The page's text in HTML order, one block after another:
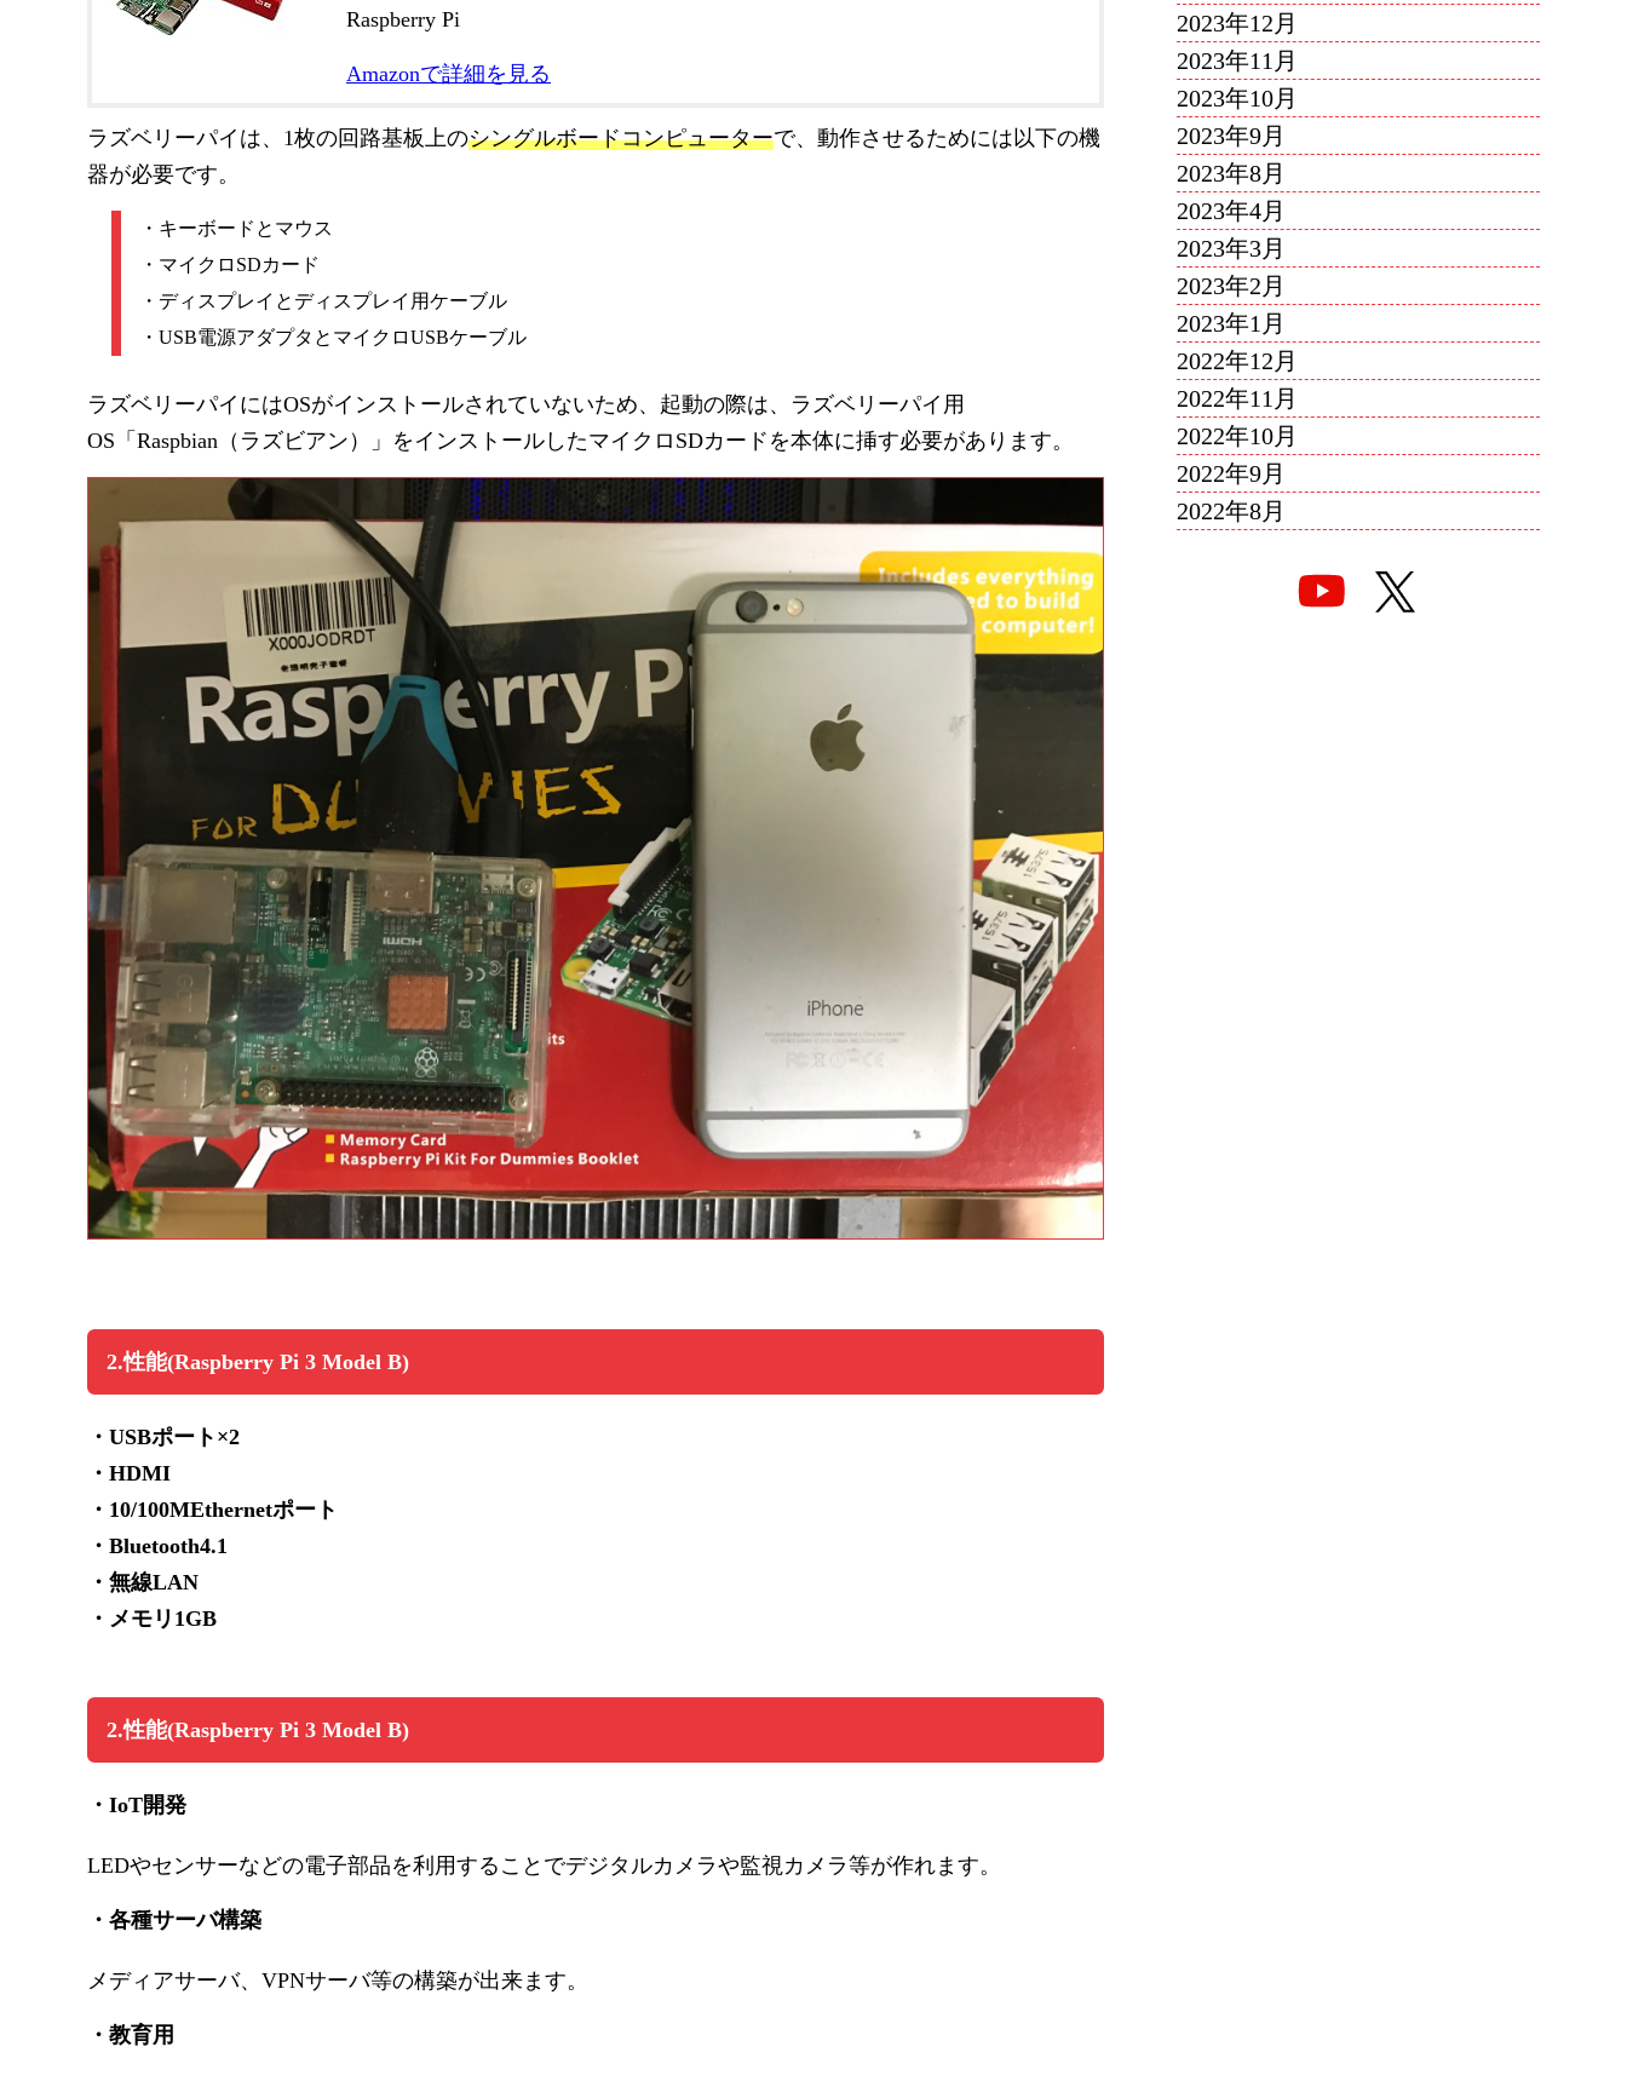
Raspberry Pi
Amazonで詳細を見る
ラズベリーパイは、1枚の回路基板上のシングルボードコンピューターで、動作させるためには以下の機
器が必要です。
・キーボードとマウス
・マイクロSDカード
・ディスプレイとディスプレイ用ケーブル
・USB電源アダプタとマイクロUSBケーブル
ラズベリーパイにはOSがインストールされていないため、起動の際は、ラズベリーパイ用
OS「Raspbian（ラズビアン）」をインストールしたマイクロSDカードを本体に挿す必要があります。
2.性能(Raspberry Pi 3 Model B)
・USBポート×2
・HDMI
・10/100MEthernetポート
・Bluetooth4.1
・無線LAN
・メモリ1GB
2.性能(Raspberry Pi 3 Model B)
・IoT開発
LEDやセンサーなどの電子部品を利用することでデジタルカメラや監視カメラ等が作れます。
・各種サーバ構築
メディアサーバ、VPNサーバ等の構築が出来ます。
・教育用
2023年12月
2023年11月
2023年10月
2023年9月
2023年8月
2023年4月
2023年3月
2023年2月
2023年1月
2022年12月
2022年11月
2022年10月
2022年9月
2022年8月